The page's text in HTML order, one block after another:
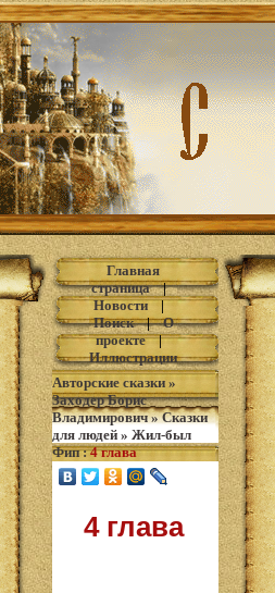
Главная
страница|
Новости|
Поиск|О
проекте|
Иллюстрации
Авторские сказки »
Заходер Борис
Владимирович»Сказки
для людей » Жил-был
Фип: 4 глава
4 глава